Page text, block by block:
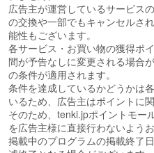
広告主が運営しているサービス
の交換や一部でもキャンセルさ
能性もございます。
各サービス・お買い物の獲得ポ
間が予告なしに変更される場合
の条件が適用されます。
条件を達成しているかどうかは
いるため、広告主はポイントに
そのため、tenki.jpポイントモー
を広告主様に直接行わないよう
掲載中のプログラムの掲載終了